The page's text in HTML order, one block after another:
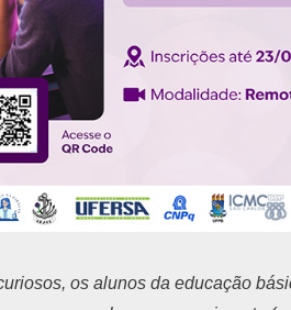
os alunos da educação